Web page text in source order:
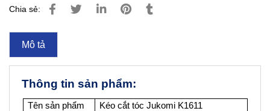
Chia sẻ:
Mô tả
Thông tin sản phẩm:
Tên sản phẩm Kéo cắt tóc Jukomi K1611